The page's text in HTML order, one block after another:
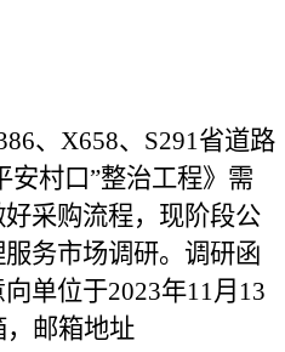
、X658、S291省道路
安村口”整治工程》需
采购流程，现阶段公
务市场调研。调研函
单位于2023年11月 13
，邮箱地址